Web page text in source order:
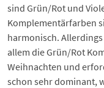
sind Grün/Rot und
Komplementärfarben
harmonisch.
allem die Grün/Rot
Weihnachten und
schon sehr dominant,